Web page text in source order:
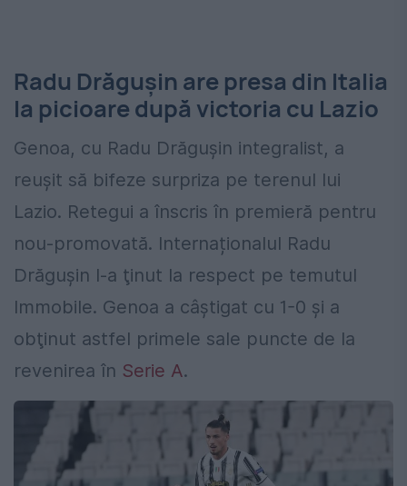
Radu Drăgușin are presa din Italia
la picioare după victoria cu Lazio
Genoa, cu Radu Drăguşin integralist, a
reuşit să bifeze surpriza pe terenul lui
Lazio. Retegui a înscris în premieră pentru
nou-promovată. Internaționalul Radu
Drăguşin l-a ţinut la respect pe temutul
Immobile. Genoa a câştigat cu 1-0 şi a
obţinut astfel primele sale puncte de la
revenirea în Serie A.